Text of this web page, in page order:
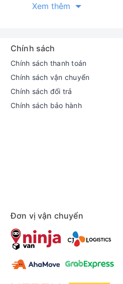
Xem thêm
Chính sách
Chính sách thanh toán
Chính sách vận chuyển
Chính sách đổi trả
Chính sách bảo hành
Đơn vị vận chuyển